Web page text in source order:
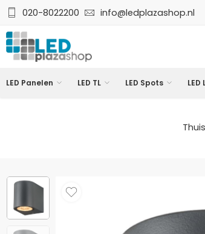
020-8022200 info@ledplazashop.nl
LED Panelen LED TL LED Spots
Thuis